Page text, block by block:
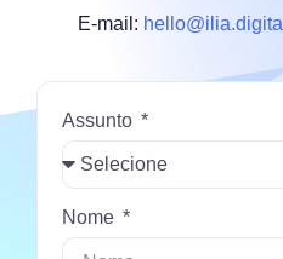
Assunto
Nome
E-mail: hello@ilia.digital